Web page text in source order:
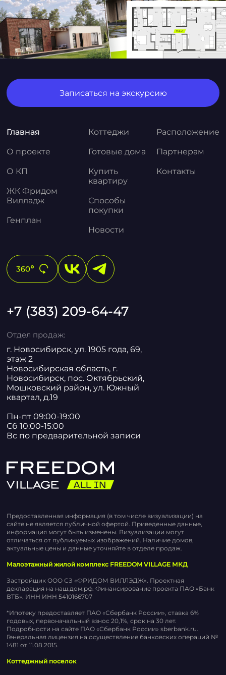
Записаться на экскурсию
Главная
О проекте
О КП
ЖК Фридом
Вилладж
Генплан
Коттеджи
Готовые дома
Купить
квартиру
Способы
покупки
Новости
Расположение
Партнерам
Контакты
+7 (383) 209-64-47
Отдел продаж:
г. Новосибирск, ул. 1905 года, 69,
этаж 2
Новосибирская область, г.
Новосибирск, пос. Октябрьский,
Мошковский район, ул. Южный
квартал, д.19
Пн-пт 09:00-19:00
Сб 10:00-15:00
Вс по предварительной записи
Предоставленная информация (в том числе визуализации) на
сайте не является публичной офертой. Приведенные данные,
информация могут быть изменены. Визуализации могут
отличаться от публикуемых изображений. Наличие домов,
актуальные цены и данные уточняйте в отделе продаж.
Малоэтажный жилой комплекс FREEDOM VILLAGE МКД
Застройщик ООО СЗ «ФРИДОМ ВИЛЛЭДЖ». Проектная
декларация на наш.дом.рф. Финансирование проекта ПАО «Банк
ВТБ». ИНН ИНН 5410166707
*Ипотеку предоставляет ПАО «Сбербанк России», ставка 6%
годовых, первоначальный взнос 20,1%, срок на 30 лет.
Подробности на сайте ПАО «Сбербанк России» sberbank.ru.
Генеральная лицензия на осуществление банковских операций №
1481 от 11.08.2015.
Коттеджный поселок